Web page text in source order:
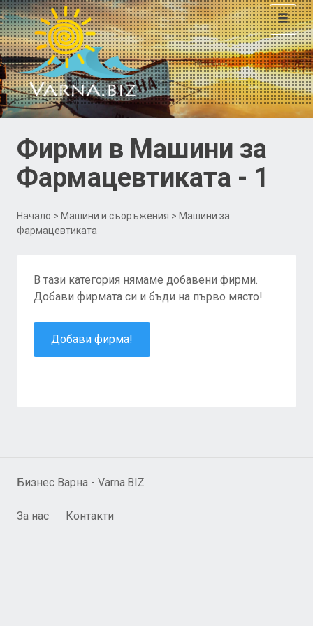
Toggle
Фирми в Машини за
Фармацевтиката - 1
Начало > Машини и съоръжения > Машини за
Фармацевтиката
В тази категория нямаме добавени фирми.
Добави фирмата си и бъди на първо място!
Добави фирма!
Бизнес Варна - Varna.BIZ
За нас Контакти